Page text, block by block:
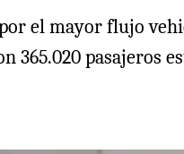
el mayor flujo
365.020 pasajeros